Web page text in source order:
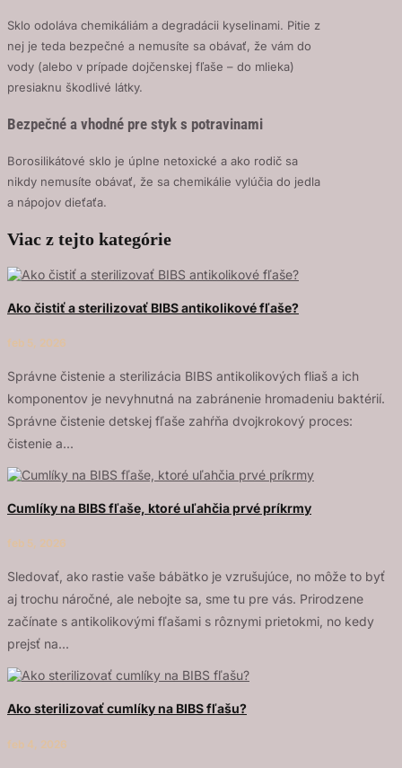
Sklo odoláva chemikáliám a degradácii kyselinami. Pitie z
nej je teda bezpečné a nemusíte sa obávať, že vám do
vody (alebo v prípade dojčenskej fľaše – do mlieka)
presiaknu škodlivé látky.
Bezpečné a vhodné pre styk s potravinami
Borosilikátové sklo je úplne netoxické a ako rodič sa
nikdy nemusíte obávať, že sa chemikálie vylúčia do jedla
a nápojov dieťaťa.
Viac z tejto kategórie
Ako čistiť a sterilizovať BIBS antikolikové fľaše?
feb 5, 2026
Správne čistenie a sterilizácia BIBS antikolikových fliaš a ich
komponentov je nevyhnutná na zabránenie hromadeniu baktérií.
Správne čistenie detskej fľaše zahŕňa dvojkrokový proces:
čistenie a...
Cumlíky na BIBS fľaše, ktoré uľahčia prvé príkrmy
feb 5, 2026
Sledovať, ako rastie vaše bábätko je vzrušujúce, no môže to byť
aj trochu náročné, ale nebojte sa, sme tu pre vás. Prirodzene
začínate s antikolikovými fľašami s rôznymi prietokmi, no kedy
prejsť na...
Ako sterilizovať cumlíky na BIBS fľašu?
feb 4, 2026